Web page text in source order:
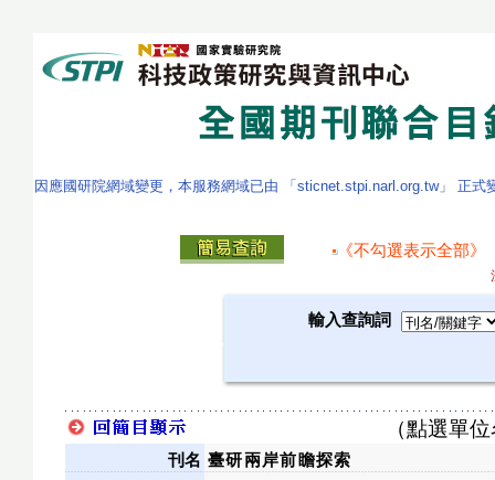
因應國研院網域變更，本服務網域已由 「sticnet.stpi.narl.org.tw」 正
《不勾選表示全部》
輸入查詢詞
（點選單
刊名 臺研兩岸前瞻探索